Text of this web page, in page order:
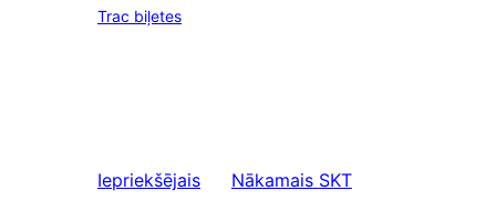
Trac biļetes
Iepriekšējais
Nākamais SKT